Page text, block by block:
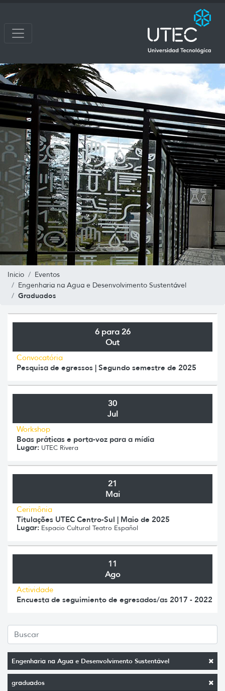
Inicio
Eventos
Engenharia na Agua e Desenvolvimento Sustentável
Graduados
Engenharia na Agua e Desenvolvimento Sustentável
graduados
6 para 26
Out
Convocatória
Pesquisa de egressos | Segundo semestre de 2025
30
Jul
Workshop
Boas práticas e porta-voz para a mídia
Lugar: UTEC Rivera
21
Mai
Cerimônia
Titulações UTEC Centro-Sul | Maio de 2025
Lugar: Espacio Cultural Teatro Español
11
Ago
Actividade
Encuesta de seguimiento de egresados/as 2017 - 2022